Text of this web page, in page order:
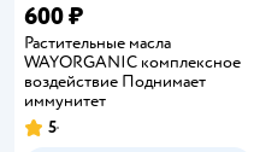
600 ₽
Растительные масла
WAYORGANIC комплексное
воздействие Поднимает
иммунитет
Рейтинг:
5